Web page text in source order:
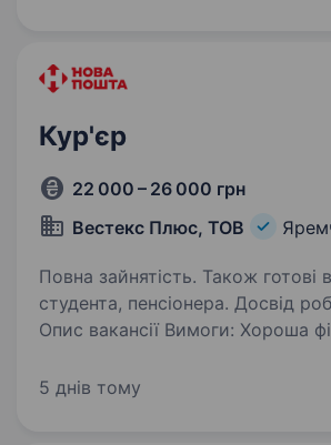
Кур'єр
22 000 – 26 000 грн
Вестекс Плюс, ТОВ
Повна зайнятість. Також готові
студента, пенсіонера. Досвід
Опис вакансії Вимоги: Хороша фізична форма;
порядність; бажання працювати водійське
5 днів тому